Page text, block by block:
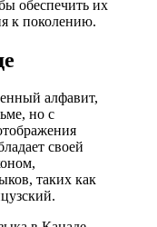
обеспечить их
к поколению.
алфавит,
но с
своей
таких как